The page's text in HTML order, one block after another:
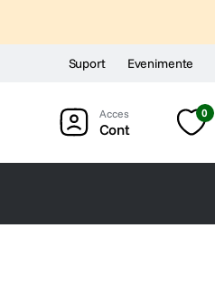
Suport Evenimente
Cont
0